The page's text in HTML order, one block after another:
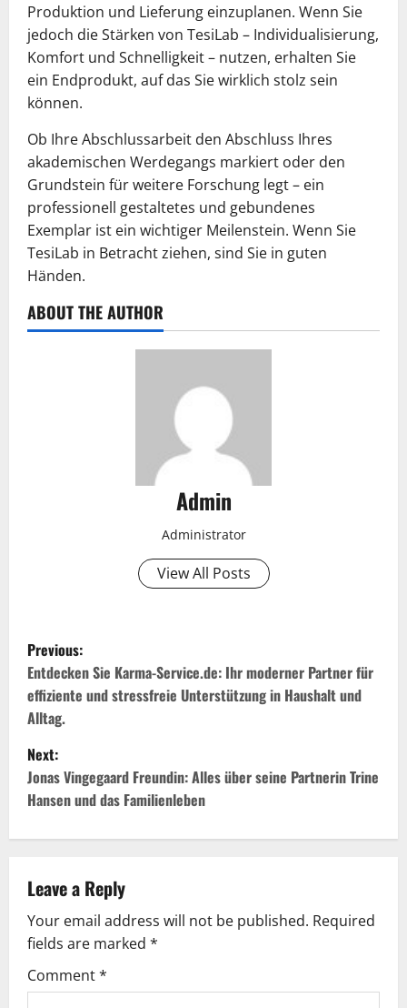
Produktion und Lieferung einzuplanen. Wenn Sie
jedoch die Stärken von TesiLab – Individualisierung,
Komfort und Schnelligkeit – nutzen, erhalten Sie
ein Endprodukt, auf das Sie wirklich stolz sein
können.
Ob Ihre Abschlussarbeit den Abschluss Ihres
akademischen Werdegangs markiert oder den
Grundstein für weitere Forschung legt – ein
professionell gestaltetes und gebundenes
Exemplar ist ein wichtiger Meilenstein. Wenn Sie
TesiLab in Betracht ziehen, sind Sie in guten
Händen.
ABOUT THE AUTHOR
Admin
Administrator
View All Posts
P
o
s
t
n
a
v
i
g
a
Previous:
Entdecken Sie Karma-Service.de: Ihr moderner Partner für
effiziente und stressfreie Unterstützung in Haushalt und
Alltag.
Next:
Jonas Vingegaard Freundin: Alles über seine Partnerin Trine
Hansen und das Familienleben
Leave a Reply
Your email address will not be published. Required
fields are marked *
Comment*